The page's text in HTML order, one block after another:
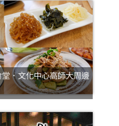
．文化中心高師大周邊